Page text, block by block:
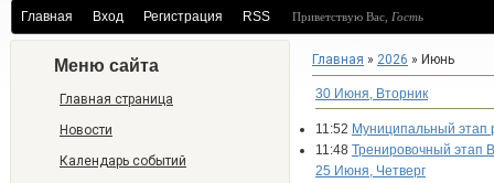
Главная Вход Регистрация RSS Приветствую Вас Гость
Меню сайта
Главная страница
Новости
Календарь событий
Главная » 2026 » Июнь
30 Июня, Вторник
11:52 Муниципальный этап
11:48 Тренировочный этап
25 Июня, Четверг